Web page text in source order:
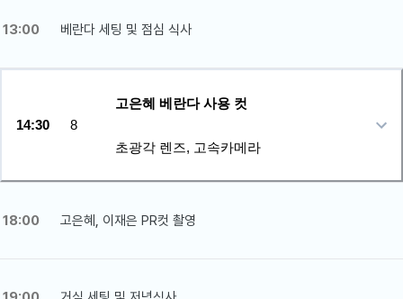
13:00 베란다 세팅 및 점심 식사
14:30 8
고은혜 베란다 사용 컷
초광각 렌즈, 고속카메라
18:00 고은혜, 이재은 PR컷 촬영